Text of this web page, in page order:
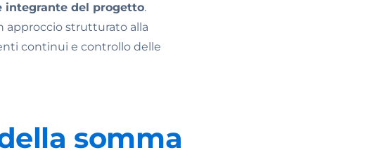
integrante del progetto.
approccio strutturato alla
continui e controllo delle
somma